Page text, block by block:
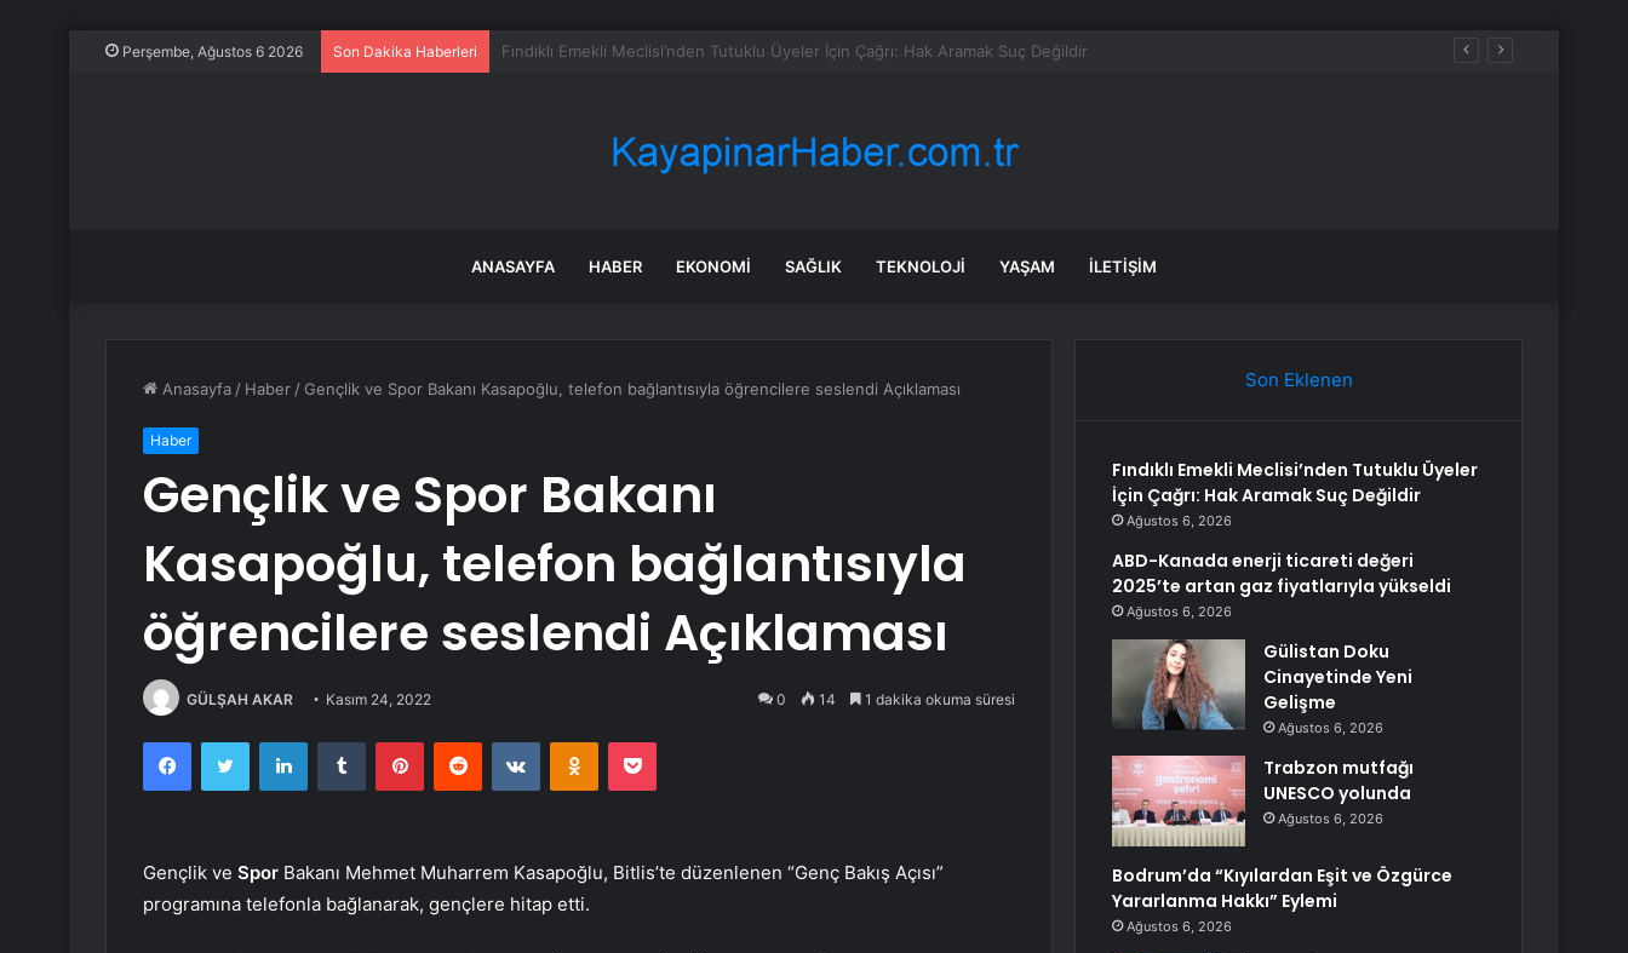
Perşembe, Ağustos 6 2026 Son Dakika Haberleri ABD-Kanada enerji ticareti değeri 2025’te artan gaz fiyatlarıyla yükseldi
ANASAYFA HABER EKONOMI SAĞLIK TEKNOLOJI YAŞAM İLETIŞIM
Anasayfa / Haber / Gençlik ve Spor Bakanı Kasapoğlu, telefon bağlantısıyla öğrencilere seslendi Açıklaması
Haber
Gençlik ve Spor Bakanı
Kasapoğlu, telefon bağlantısıyla
öğrencilere seslendi Açıklaması
GÜLŞAH AKAR Kasım 24, 2022 0 14 1 dakika okuma süresi
FacebookTwitter LinkedInTumblr PinterestReddit VKontakteOdnoklassniki
Pocket
Gençlik ve Spor Bakanı Mehmet Muharrem Kasapoğlu, Bitlis’te düzenlenen “Genç Bakış Açısı”
programına telefonla bağlanarak, gençlere hitap etti.
Son Eklenen
Fındıklı Emekli Meclisi’nden Tutuklu Üyeler
İçin Çağrı: Hak Aramak Suç Değildir
Ağustos 6, 2026
ABD-Kanada enerji ticareti değeri
2025’te artan gaz fiyatlarıyla yükseldi
Ağustos 6, 2026
Gülistan Doku
Cinayetinde Yeni
Gelişme
Ağustos 6, 2026
Trabzon mutfağı
UNESCO yolunda
Ağustos 6, 2026
Bodrum’da “Kıyılardan Eşit ve Özgürce
Yararlanma Hakkı” Eylemi
Ağustos 6, 2026